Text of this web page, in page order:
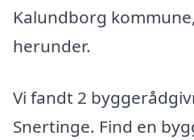
Kalundborg
herunder.
Vi fandt 2
Snertinge. Find en